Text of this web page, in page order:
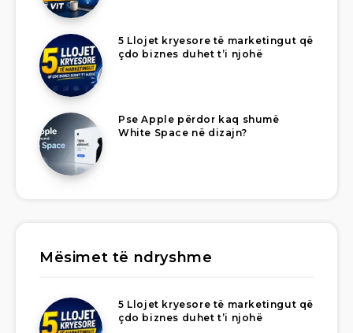
5 Llojet kryesore të marketingut që
çdo biznes duhet t’i njohë
Pse Apple përdor kaq shumë
White Space në dizajn?
Mësimet të ndryshme
5 Llojet kryesore të marketingut që
çdo biznes duhet t’i njohë